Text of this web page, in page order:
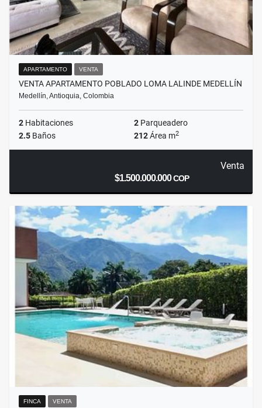
APARTAMENTO VENTA
VENTA APARTAMENTO POBLADO LOMA LALINDE MEDELLÍN
Medellín, Antioquia, Colombia
2 Habitaciones 2 Parqueadero
2.5 Baños 212Área m2
Venta
$1.500.000.000COP
FINCA VENTA